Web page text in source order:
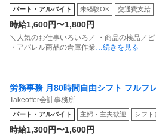
パート・アルバイト 未経験OK 交通費支給
時給1,600円〜1,800円
＼人気のお仕事いろいろ／ ・商品の検品／
・アパレル商品の倉庫作業…続きを見る
労務事務 月80時間自由シフト フルフ
躍中
Takeoffer会計事務所
パート・アルバイト 主婦・主夫歓迎 シフト
時給1,300円〜1,600円